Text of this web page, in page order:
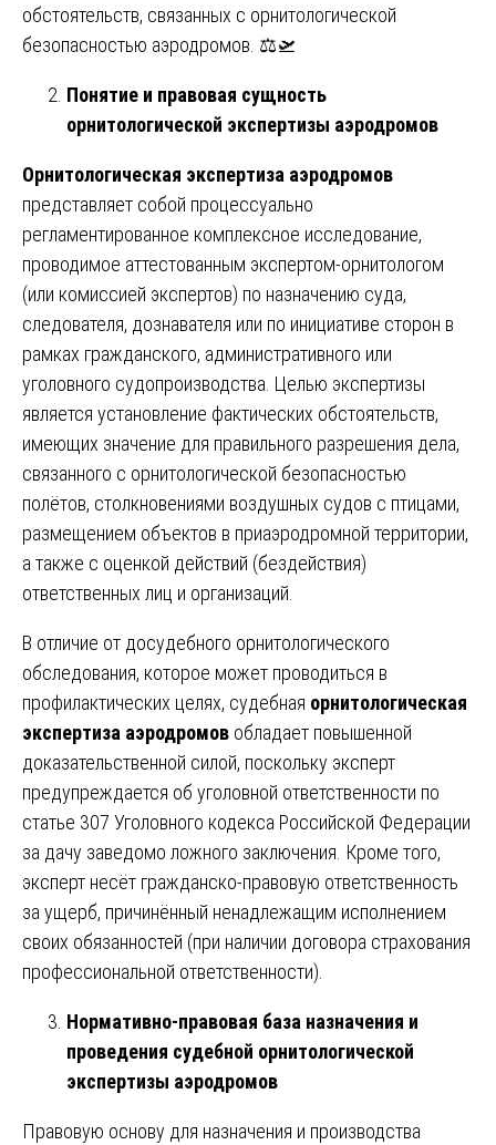
обстоятельств, связанных с орнитологической
безопасностью аэродромов. ⚖️🛫
Понятие и правовая сущность
орнитологической экспертизы аэродромов
Орнитологическая экспертиза аэродромов
представляет собой процессуально
регламентированное комплексное исследование,
проводимое аттестованным экспертом-орнитологом
(или комиссией экспертов) по назначению суда,
следователя, дознавателя или по инициативе сторон в
рамках гражданского, административного или
уголовного судопроизводства. Целью экспертизы
является установление фактических обстоятельств,
имеющих значение для правильного разрешения дела,
связанного с орнитологической безопасностью
полётов, столкновениями воздушных судов с птицами,
размещением объектов в приаэродромной территории,
а также с оценкой действий (бездействия)
ответственных лиц и организаций.
В отличие от досудебного орнитологического
обследования, которое может проводиться в
профилактических целях, судебная орнитологическая
экспертиза аэродромов обладает повышенной
доказательственной силой, поскольку эксперт
предупреждается об уголовной ответственности по
статье 307 Уголовного кодекса Российской Федерации
за дачу заведомо ложного заключения. Кроме того,
эксперт несёт гражданско-правовую ответственность
за ущерб, причинённый ненадлежащим исполнением
своих обязанностей (при наличии договора страхования
профессиональной ответственности).
Нормативно-правовая база назначения и
проведения судебной орнитологической
экспертизы аэродромов
Правовую основу для назначения и производства